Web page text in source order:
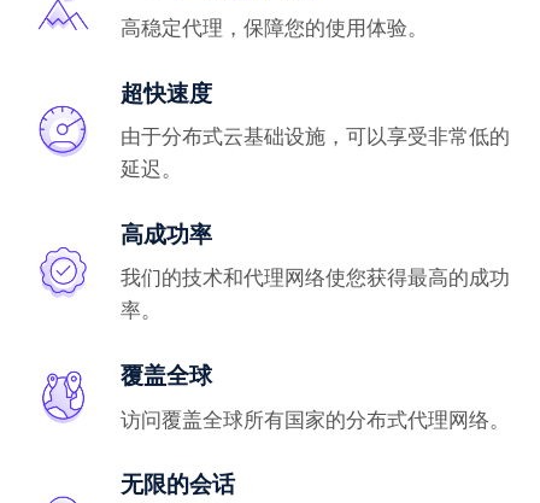
高稳定代理，保障您的使用体验。
超快速度
由于分布式云基础设施，可以享受非常低的
延迟。
高成功率
我们的技术和代理网络使您获得最高的成功
率。
覆盖全球
访问覆盖全球所有国家的分布式代理网络。
无限的会话